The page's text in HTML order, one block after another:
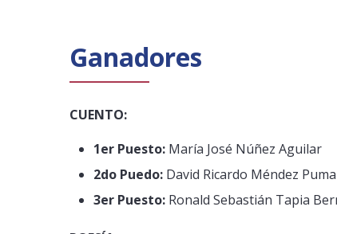
Ganadores
CUENTO:
1er Puesto: María José Núñez Aguilar
2do Puedo: David Ricardo Méndez Puma
3er Puesto: Ronald Sebastián Tapia